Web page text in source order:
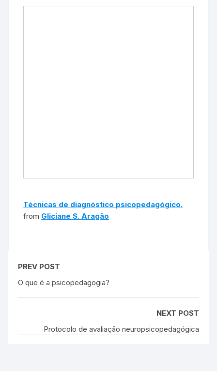
Técnicas de diagnóstico psicopedagógico.
from Gliciane S. Aragão
PREV POST
O que é a psicopedagogia?
NEXT POST
Protocolo de avaliação neuropsicopedagógica